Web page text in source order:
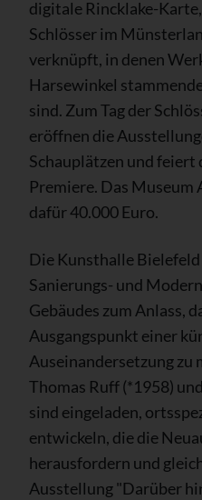
digitale Rincklake-
Schlösser im
verknüpft, in denen
Harsewinkel
sind. Zum Tag der
eröffnen die
Schauplätzen und
Premiere. Das
dafür 40.000 Euro.
Die Kunsthalle
Sanierungs- und
Gebäudes zum Anlass,
Ausgangspunkt einer
Auseinandersetzung zu
Thomas Ruff (*1958)
sind eingeladen,
entwickeln, die die
herausfordern und
Ausstellung "Darüber